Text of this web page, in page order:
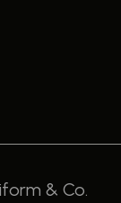
& Co.